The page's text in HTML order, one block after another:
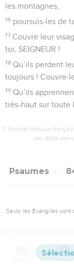
les montagnes,
16 poursuis-les de
17 Couvre leur
toi, SEIGNEUR !
18 Qu’ils perdent
toujours ! Couvre-
19 Qu’ils
très-haut sur toute
© Société biblique
une Bible
Psaumes
Seuls les Évangiles sont
Psaume duVersions